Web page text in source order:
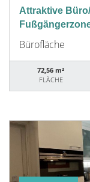
Attraktive
Bürofläche
72,56 m²
FLÄCHE